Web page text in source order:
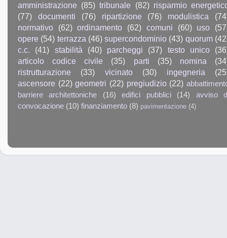
amministrazione (85) tribunale (82) risparmio
(77)
documenti (76) ripartizione (76) modulistica
normativo
(62) ordinamento (62) comuni (60) uso
opere (54) terrazza (46) supercondominio (43) quorum
c.c.
(41) stabilità (40) parcheggi (37) testo unico
articolo codice civile
(35) parti (35) nomina
ristrutturazione
(33) vicinato (30) ingegneria
ascensore (22) geometri (22) pregiudizio (22)
barriere architettoniche
(16) edifici pubblici (14)
avviso
convocazione (10) finanziamento (8) pavimentazione (4)